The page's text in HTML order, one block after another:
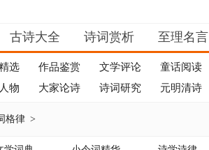
古诗大全 诗词赏析 至理名言
选 作品鉴赏 文学评论 童话阅读
物 大家论诗 诗词研究 元明清诗
格律 >